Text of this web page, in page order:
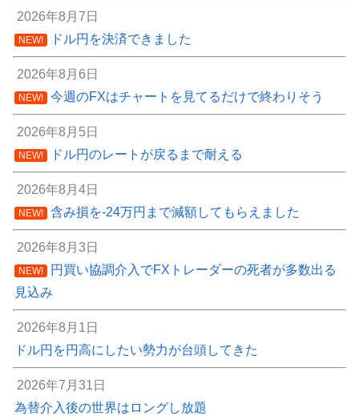
2026年8月7日
NEW! ドル円を決済できました
2026年8月6日
NEW! 今週のFXはチャートを見てるだけで終わりそう
2026年8月5日
NEW! ドル円のレートが戻るまで耐える
2026年8月4日
NEW! 含み損を-24万円まで減額してもらえました
2026年8月3日
NEW!
円買い協調介入でFXトレーダーの死者が多数出る
見込み
2026年8月1日
ドル円を円高にしたい勢力が台頭してきた
2026年7月31日
為替介入後の世界はロングし放題